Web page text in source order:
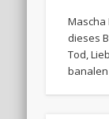
Mascha
dieses
Tod,